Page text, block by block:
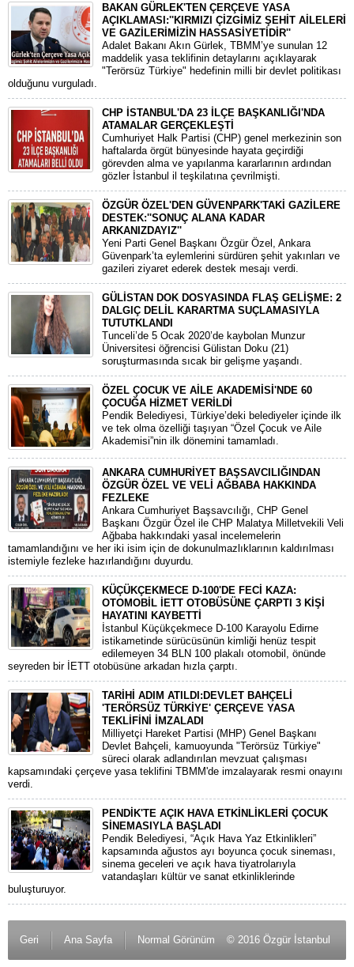
BAKAN GÜRLEK'TEN ÇERÇEVE YASA
AÇIKLAMASI:''KIRMIZI ÇİZGİMİZ ŞEHİT AİLELERİ
VE GAZİLERİMİZİN HASSASİYETİDİR''
Adalet Bakanı Akın Gürlek, TBMM’ye sunulan 12
maddelik yasa teklifinin detaylarını açıklayarak
"Terörsüz Türkiye" hedefinin milli bir devlet politikası
olduğunu vurguladı.
CHP İSTANBUL'DA 23 İLÇE BAŞKANLIĞI'NDA
ATAMALAR GERÇEKLEŞTİ
​Cumhuriyet Halk Partisi (CHP) genel merkezinin son
haftalarda örgüt bünyesinde hayata geçirdiği
görevden alma ve yapılanma kararlarının ardından
gözler İstanbul il teşkilatına çevrilmişti.
ÖZGÜR ÖZEL'DEN GÜVENPARK'TAKİ GAZİLERE
DESTEK:''SONUÇ ALANA KADAR
ARKANIZDAYIZ''
​Yeni Parti Genel Başkanı Özgür Özel, Ankara
Güvenpark’ta eylemlerini sürdüren şehit yakınları ve
gazileri ziyaret ederek destek mesajı verdi.
GÜLİSTAN DOK DOSYASINDA FLAŞ GELİŞME: 2
DALGIÇ DELİL KARARTMA SUÇLAMASIYLA
TUTUTKLANDI
​Tunceli’de 5 Ocak 2020’de kaybolan Munzur
Üniversitesi öğrencisi Gülistan Doku (21)
soruşturmasında sıcak bir gelişme yaşandı.
ÖZEL ÇOCUK VE AİLE AKADEMİSİ'NDE 60
ÇOCUĞA HİZMET VERİLDİ
Pendik Belediyesi, Türkiye’deki belediyeler içinde ilk
ve tek olma özelliği taşıyan “Özel Çocuk ve Aile
Akademisi”nin ilk dönemini tamamladı.
ANKARA CUMHURİYET BAŞSAVCILIĞINDAN
ÖZGÜR ÖZEL VE VELİ AĞBABA HAKKINDA
FEZLEKE
​Ankara Cumhuriyet Başsavcılığı, CHP Genel
Başkanı Özgür Özel ile CHP Malatya Milletvekili Veli
Ağbaba hakkındaki yasal incelemelerin
tamamlandığını ve her iki isim için de dokunulmazlıklarının kaldırılması
istemiyle fezleke hazırlandığını duyurdu.
KÜÇÜKÇEKMECE D-100'DE FECİ KAZA:
OTOMOBİL İETT OTOBÜSÜNE ÇARPTI 3 KİŞİ
HAYATINI KAYBETTİ
​İstanbul Küçükçekmece D-100 Karayolu Edirne
istikametinde sürücüsünün kimliği henüz tespit
edilemeyen 34 BLN 100 plakalı otomobil, önünde
seyreden bir İETT otobüsüne arkadan hızla çarptı.
TARİHİ ADIM ATILDI:DEVLET BAHÇELİ
'TERÖRSÜZ TÜRKİYE' ÇERÇEVE YASA
TEKLİFİNİ İMZALADI
​Milliyetçi Hareket Partisi (MHP) Genel Başkanı
Devlet Bahçeli, kamuoyunda "Terörsüz Türkiye"
süreci olarak adlandırılan mevzuat çalışması
kapsamındaki çerçeve yasa teklifini TBMM'de imzalayarak resmi onayını
verdi.
PENDİK'TE AÇIK HAVA ETKİNLİKLERİ ÇOCUK
SİNEMASIYLA BAŞLADI
Pendik Belediyesi, “Açık Hava Yaz Etkinlikleri”
kapsamında ağustos ayı boyunca çocuk sineması,
sinema geceleri ve açık hava tiyatrolarıyla
vatandaşları kültür ve sanat etkinliklerinde
buluşturuyor.
Geri Ana Sayfa Normal Görünüm © 2016 Özgür İstanbul